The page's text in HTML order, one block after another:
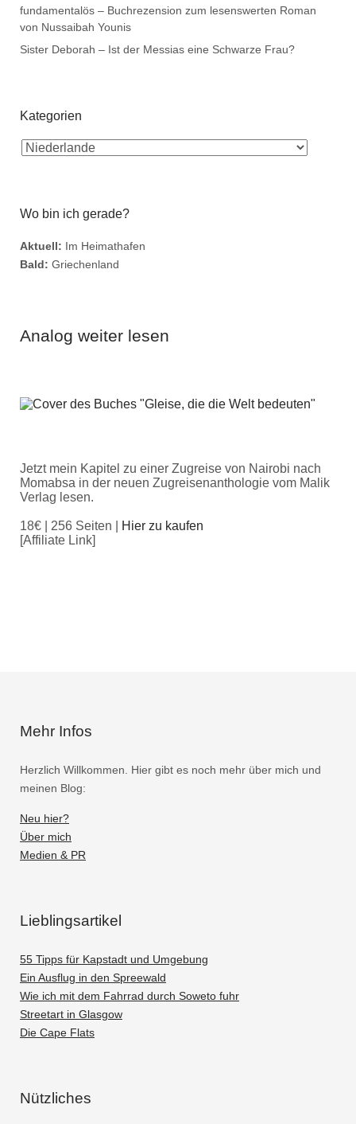
fundamentalös – Buchrezension zum lesenswerten Roman
von Nussaibah Younis
Sister Deborah – Ist der Messias eine Schwarze Frau?
Kategorien
Wo bin ich gerade?
Aktuell: Im Heimathafen
Bald: Griechenland
Analog weiter lesen
Jetzt mein Kapitel zu einer Zugreise von Nairobi nach
Momabsa in der neuen Zugreisenanthologie vom Malik
Verlag lesen.
18€ | 256 Seiten |
Hier zu kaufen
[Affiliate Link]
Mehr Infos
Herzlich Willkommen. Hier gibt es noch mehr über mich und
meinen Blog:
Neu hier?
Über mich
Medien & PR
Lieblingsartikel
55 Tipps für Kapstadt und Umgebung
Ein Ausflug in den Spreewald
Wie ich mit dem Fahrrad durch Soweto fuhr
Streetart in Glasgow
Die Cape Flats
Nützliches